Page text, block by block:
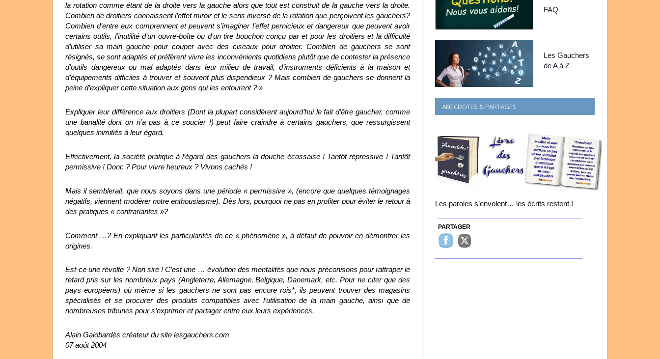
la rotation comme étant de la droite vers la gauche alors que tout est construit de la gauche vers la droite.
Combien de droitiers connaissent l’effet miroir et le sens inversé de la rotation que perçoivent les gauchers?
Combien d’entre eux comprennent et peuvent s’imaginer l’effet pernicieux et dangereux que peuvent avoir
certains outils, l’inutilité d’un ouvre-boîte ou d’un tire bouchon conçu par et pour les droitiers et la difficulté
d’utiliser sa main gauche pour couper avec des ciseaux pour droitier. Combien de gauchers se sont
résignés, se sont adaptés et préfèrent vivre les inconvénients quotidiens plutôt que de contester la présence
d’outils dangereux ou mal adaptés dans leur milieu de travail, d’instruments déficients à la maison et
d’équipements difficiles à trouver et souvent plus dispendieux ? Mais combien de gauchers se donnent la
peine d’expliquer cette situation aux gens qui les entourent ? »
Expliquer leur différence aux droitiers (Dont la plupart considèrent aujourd’hui le fait d’être gaucher, comme
une banalité dont on n’a pas à ce soucier !) peut faire craindre à certains gauchers, que ressurgissent
quelques inimitiés à leur égard.
Effectivement, la société pratique à l’égard des gauchers la douche écossaise ! Tantôt répressive ! Tantôt
permissive ! Donc ? Pour vivre heureux ? Vivons cachés !
Mais il semblerait, que nous soyons dans une période « permissive », (encore que quelques témoignages
négatifs, viennent modérer notre enthousiasme). Dès lors, pourquoi ne pas en profiter pour éviter le retour à
des pratiques « contrariantes »?
Comment …? En expliquant les particularités de ce « phénomène », à défaut de pouvoir en démontrer les
origines.
Est-ce une révolte ? Non sire ! C’est une … évolution des mentalités que nous préconisons pour rattraper le
retard pris sur les nombreux pays (Angleterre, Allemagne, Belgique, Danemark, etc. Pour ne citer que des
pays européens) où même si les gauchers ne sont pas encore rois*, ils peuvent trouver des magasins
spécialisés et se procurer des produits compatibles avec l’utilisation de la main gauche, ainsi que de
nombreuses tribunes pour s’exprimer et partager entre eux leurs expériences.
Alain Galobardès créateur du site lesgauchers.com
07 août 2004
FAQ
Les Gauchers
de A à Z
ANECDOTES & PARTAGES
Les paroles s’envolent… les écrits restent !
PARTAGER